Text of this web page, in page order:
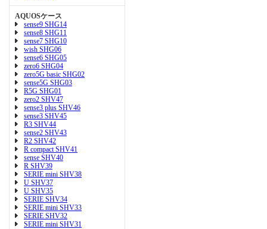
AQUOSケース
sense9 SHG14
sense8 SHG11
sense7 SHG10
wish SHG06
sense6 SHG05
zero6 SHG04
zero5G basic SHG02
sense5G SHG03
R5G SHG01
zero2 SHV47
sense3 plus SHV46
sense3 SHV45
R3 SHV44
sense2 SHV43
R2 SHV42
R compact SHV41
sense SHV40
R SHV39
SERIE mini SHV38
U SHV37
U SHV35
SERIE SHV34
SERIE mini SHV33
SERIE SHV32
SERIE mini SHV31